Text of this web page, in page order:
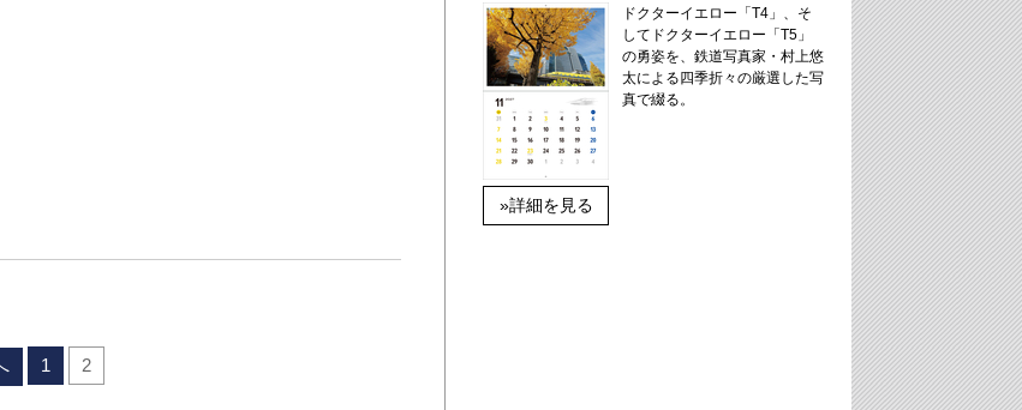
1 2
»詳細を見る
ドクターイエロー「T4」、そ
してドクターイエロー「T5」
の勇姿を、鉄道写真家・村上悠
太による四季折々の厳選した写
真で綴る。